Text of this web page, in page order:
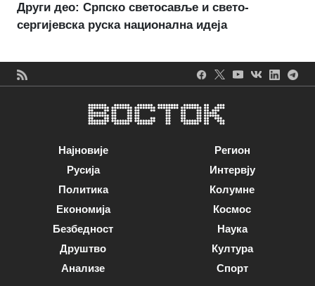
Други део: Српско светосавље и свето-
сергијевска руска национална идеја
Најновије
Русија
Политика
Економија
Безбедност
Друштво
Анализе
Регион
Интервју
Колумне
Космос
Наука
Култура
Спорт